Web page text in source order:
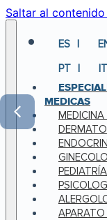
Saltar al
ES
PT
IT
MEDICAS
MEDICINA
PEDIATRÍA